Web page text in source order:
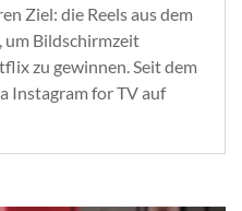
Ziel: die Reels aus dem
um Bildschirmzeit
zu gewinnen. Seit dem
Instagram for TV auf